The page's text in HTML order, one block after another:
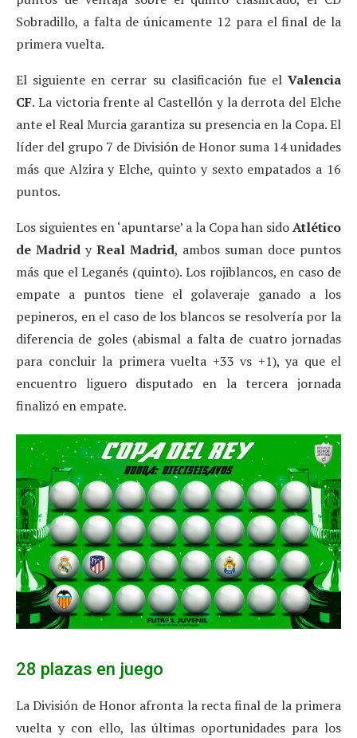
Sobradillo, a falta de únicamente 12 para el final de la
primera vuelta.
El siguiente en cerrar su clasificación fue el Valencia
CF. La victoria frente al Castellón y la derrota del Elche
ante el Real Murcia garantiza su presencia en la Copa. El
líder del grupo 7 de División de Honor suma 14 unidades
más que Alzira y Elche, quinto y sexto empatados a 16
puntos.
Los siguientes en ‘apuntarse’ a la Copa han sidoAtlético
de Madrid y Real Madrid, ambos suman doce puntos
más que el Leganés (quinto). Los rojiblancos, en caso de
empate a puntos tiene el golaveraje ganado a los
pepineros, en el caso de los blancos se resolvería por la
diferencia de goles (abismal a falta de cuatro jornadas
para concluir la primera vuelta +33 vs +1), ya que el
encuentro liguero disputado en la tercera jornada
finalizó en empate.
28 plazas en juego
La División de Honor afronta la recta final de la primera
vuelta y con ello, las últimas oportunidades para los